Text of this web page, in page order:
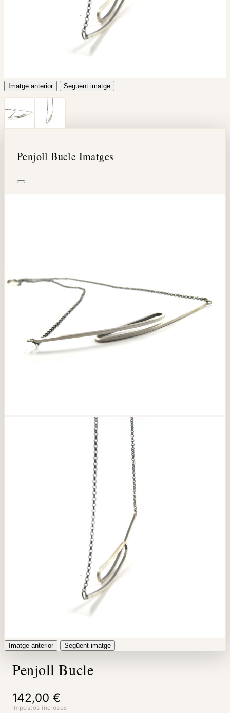
Imatge anterior Següent imatge
Penjoll Bucle Imatges
Imatge anterior Següent imatge
Penjoll Bucle
142,00 €
Impostos inclosos